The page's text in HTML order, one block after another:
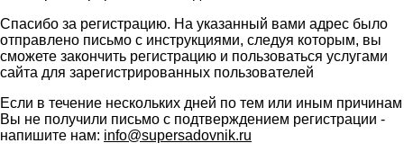
Спасибо за регистрацию. На указанный вами адрес было
отправлено письмо с инструкциями, следуя которым, вы
сможете закончить регистрацию и пользоваться услугами
сайта для зарегистрированных пользователей
Если в течение нескольких дней по тем или иным причинам
Вы не получили письмо с подтверждением регистрации -
напишите нам: info@supersadovnik.ru